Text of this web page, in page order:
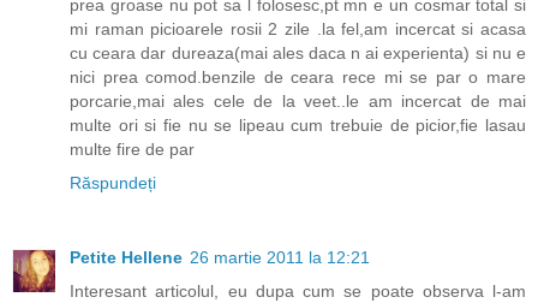
prea groase nu pot sa l folosesc,pt mn e un cosmar total si
mi raman picioarele rosii 2 zile .la fel,am incercat si acasa
cu ceara dar dureaza(mai ales daca n ai experienta) si nu e
nici prea comod.benzile de ceara rece mi se par o mare
porcarie,mai ales cele de la veet..le am incercat de mai
multe ori si fie nu se lipeau cum trebuie de picior,fie lasau
multe fire de par
Răspundeți
Petite Hellene 26 martie 2011 la 12:21
Interesant articolul, eu dupa cum se poate observa l-am